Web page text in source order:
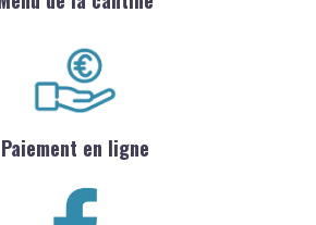
Paiement en ligne